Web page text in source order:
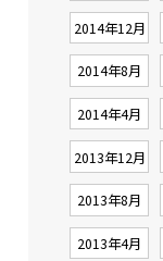
2014年12月
2014年8月
2014年4月
2013年12月
2013年8月
2013年4月